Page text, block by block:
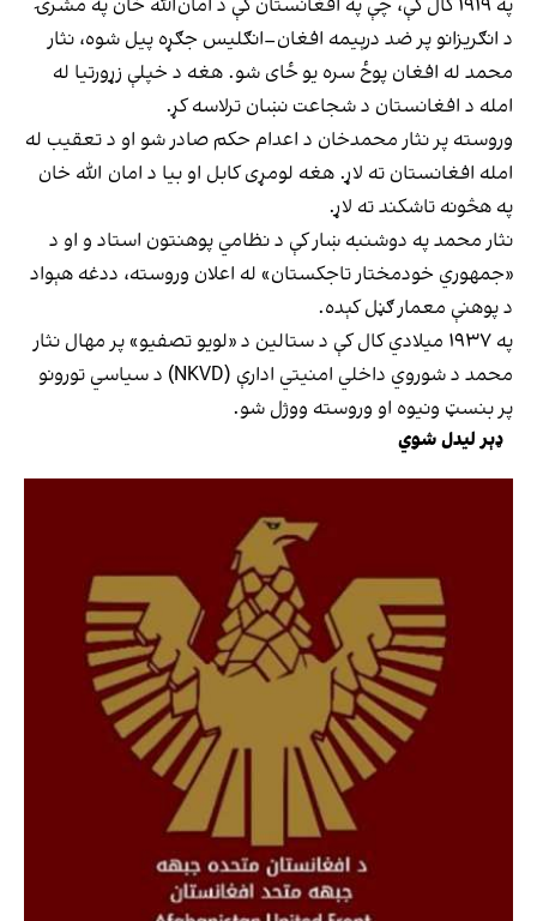
په ۱۹۱۹ کال کې، چې په افغانستان کې د امان‌الله خان په مشرۍ
د انګریزانو پر ضد درېیمه افغان–انګلیس جګړه پیل شوه، نثار
محمد له افغان پوځ سره یو ځای شو. هغه د خپلې زړورتیا له
امله د افغانستان د شجاعت نښان ترلاسه کړ.
وروسته پر نثار محمدخان د اعدام حکم صادر شو او د تعقیب له
امله افغانستان ته لاړ. هغه لومړی کابل او بیا د امان الله خان
په هڅونه تاشکند ته لاړ.
نثار محمد په دوشنبه ښار کې د نظامي پوهنتون استاد و او د
«جمهوري خودمختار تاجکستان» له اعلان وروسته، ددغه هېواد
د پوهنې معمار ګڼل کېده.
په ۱۹۳۷ میلادي کال کې د ستالین د «لویو تصفیو» پر مهال نثار
محمد د شوروي داخلي امنیتي ادارې (NKVD) د سیاسي تورونو
پر بنسټ ونیوه او وروسته ووژل شو.
ډېر لیدل شوي